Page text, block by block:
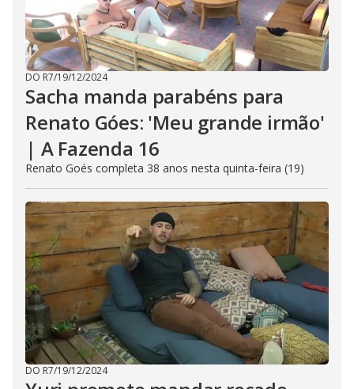
DO R7/19/12/2024
Sacha manda parabéns para
Renato Góes: 'Meu grande irmão'
| A Fazenda 16
Renato Goés completa 38 anos nesta quinta-feira (19)
DO R7/19/12/2024